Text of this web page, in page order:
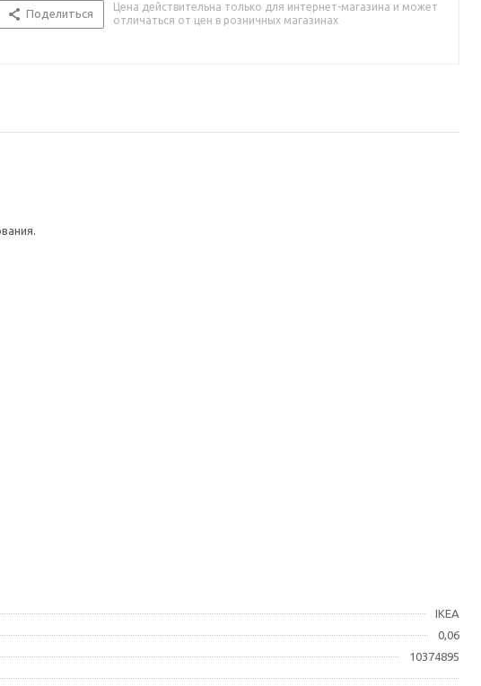
Поделиться
Цена действительна только для интернет-магазина и может
отличаться от цен в розничных магазинах
IKEA
0,06
10374895